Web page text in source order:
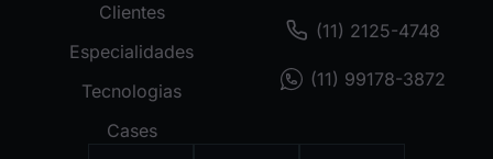
Clientes
Especialidades
Tecnologias
Cases
(11) 2125-4748
(11) 99178-3872